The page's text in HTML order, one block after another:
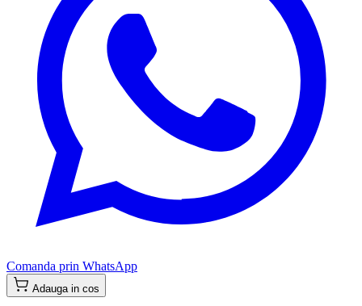
Comanda prin WhatsApp
Adauga in cos